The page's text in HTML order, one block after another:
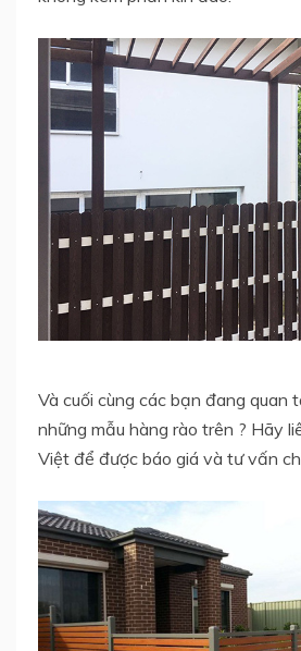
Và cuối cùng các bạn đang quan
những mẫu hàng rào trên ? Hãy
Việt để được báo giá và tư vấn